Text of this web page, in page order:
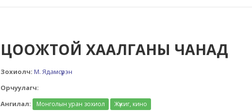
ЦООЖТОЙ ХААЛГАНЫ ЧАНАД
Зохиолч: М. Ядамсүрэн
Орчуулагч:
Ангилал:
Монголын уран зохиол Жүжиг, кино